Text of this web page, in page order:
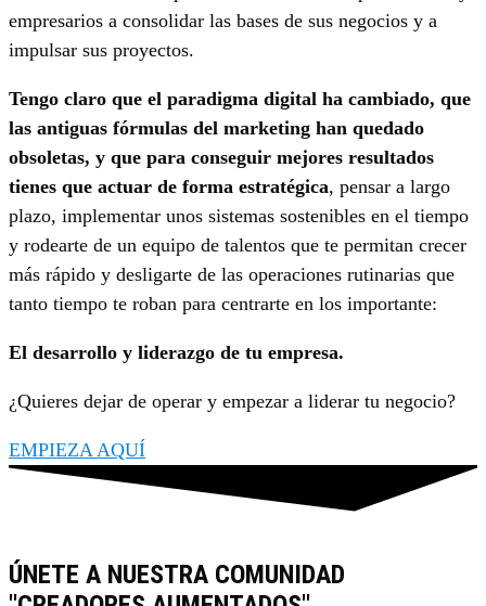
empresarios a consolidar las bases de sus negocios y a
impulsar sus proyectos.
Tengo claro que el paradigma digital ha cambiado, que
las antiguas fórmulas del marketing han quedado
obsoletas, y que para conseguir mejores resultados
tienes que actuar de forma estratégica, pensar a largo
plazo, implementar unos sistemas sostenibles en el tiempo
y rodearte de un equipo de talentos que te permitan crecer
más rápido y desligarte de las operaciones rutinarias que
tanto tiempo te roban para centrarte en los importante:
El desarrollo y liderazgo de tu empresa.
¿Quieres dejar de operar y empezar a liderar tu negocio?
EMPIEZA AQUÍ
ÚNETE A NUESTRA COMUNIDAD